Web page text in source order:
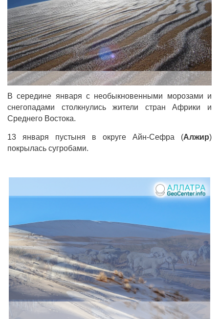
В середине января с необыкновенными морозами и
снегопадами столкнулись жители стран Африки и
Среднего Востока.
13 января пустыня в округе Айн-Сефра (Алжир)
покрылась сугробами.